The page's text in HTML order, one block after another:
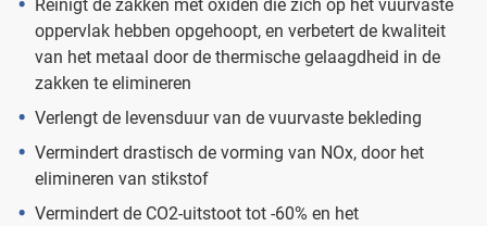
Reinigt de zakken met oxiden die zich op het vuurvaste
oppervlak hebben opgehoopt, en verbetert de kwaliteit
van het metaal door de thermische gelaagdheid in de
zakken te elimineren
Verlengt de levensduur van de vuurvaste bekleding
Vermindert drastisch de vorming van NOx, door het
elimineren van stikstof
Vermindert de CO2-uitstoot tot -60% en het